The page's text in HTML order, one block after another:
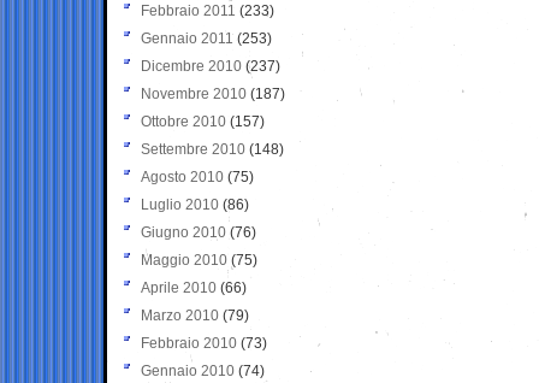
Febbraio 2011 (233)
Gennaio 2011 (253)
Dicembre 2010 (237)
Novembre 2010 (187)
Ottobre 2010 (157)
Settembre 2010 (148)
Agosto 2010 (75)
Luglio 2010 (86)
Giugno 2010 (76)
Maggio 2010 (75)
Aprile 2010 (66)
Marzo 2010 (79)
Febbraio 2010 (73)
Gennaio 2010 (74)